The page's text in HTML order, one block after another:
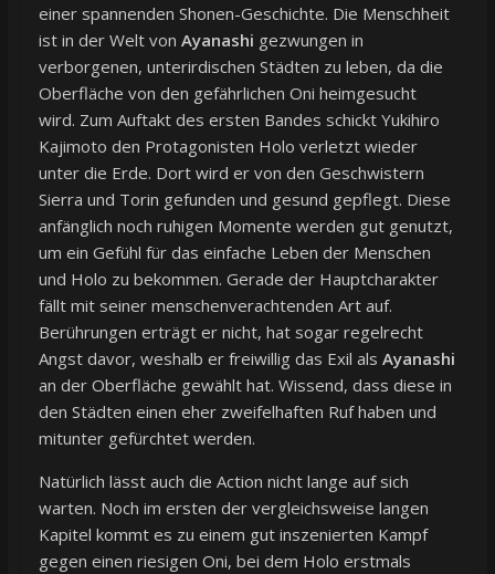
einer spannenden Shonen-Geschichte. Die Menschheit
ist in der Welt von Ayanashi gezwungen in
verborgenen, unterirdischen Städten zu leben, da die
Oberfläche von den gefährlichen Oni heimgesucht
wird. Zum Auftakt des ersten Bandes schickt Yukihiro
Kajimoto den Protagonisten Holo verletzt wieder
unter die Erde. Dort wird er von den Geschwistern
Sierra und Torin gefunden und gesund gepflegt. Diese
anfänglich noch ruhigen Momente werden gut genutzt,
um ein Gefühl für das einfache Leben der Menschen
und Holo zu bekommen. Gerade der Hauptcharakter
fällt mit seiner menschenverachtenden Art auf.
Berührungen erträgt er nicht, hat sogar regelrecht
Angst davor, weshalb er freiwillig das Exil als Ayanashi
an der Oberfläche gewählt hat. Wissend, dass diese in
den Städten einen eher zweifelhaften Ruf haben und
mitunter gefürchtet werden.
Natürlich lässt auch die Action nicht lange auf sich
warten. Noch im ersten der vergleichsweise langen
Kapitel kommt es zu einem gut inszenierten Kampf
gegen einen riesigen Oni, bei dem Holo erstmals